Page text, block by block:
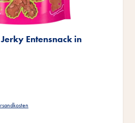
Entensnack in